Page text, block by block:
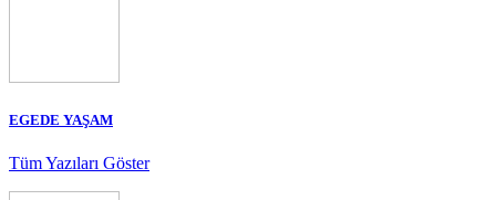
EGEDE YAŞAM
Tüm Yazıları Göster